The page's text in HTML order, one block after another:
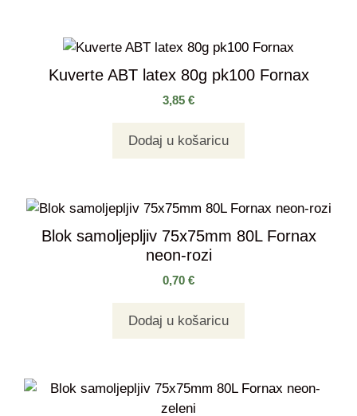
Kuverte ABT latex 80g pk100 Fornax
3,85 €
Dodaj u košaricu
Blok samoljepljiv 75x75mm 80L Fornax
neon-rozi
0,70 €
Dodaj u košaricu